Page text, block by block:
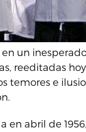
en un
reeditadas
temores e
en abril de